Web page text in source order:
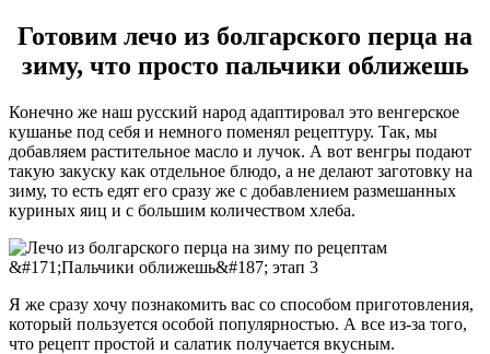
Готовим лечо из болгарского перца на
зиму, что просто пальчики оближешь
Конечно же наш русский народ адаптировал это венгерское
кушанье под себя и немного поменял рецептуру. Так, мы
добавляем растительное масло и лучок. А вот венгры подают
такую закуску как отдельное блюдо, а не делают заготовку на
зиму, то есть едят его сразу же с добавлением размешанных
куриных яиц и с большим количеством хлеба.
Я же сразу хочу познакомить вас со способом приготовления,
который пользуется особой популярностью. А все из-за того,
что рецепт простой и салатик получается вкусным.